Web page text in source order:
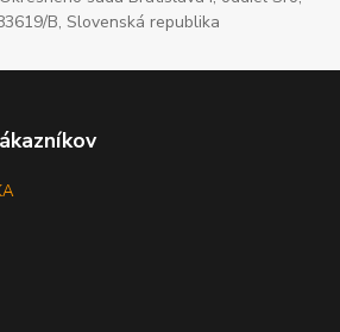
B, Slovenská republika